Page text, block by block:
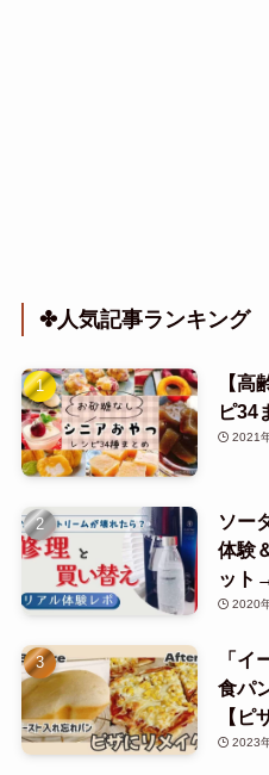
✤人気記事ランキング
【高
ピ34
2021
ソー
体験
ット
2020
「
食パ
【ピ
2023